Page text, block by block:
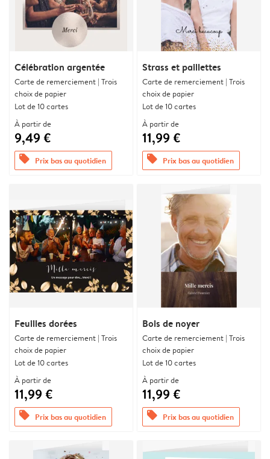
Célébration argentée
Carte de remerciement | Trois
choix de papier
Lot de 10 cartes
À partir de
9,49 €
offers Prix bas au quotidien
Strass et paillettes
Carte de remerciement | Trois
choix de papier
Lot de 10 cartes
À partir de
11,99 €
offers Prix bas au quotidien
Feuilles dorées
Carte de remerciement | Trois
choix de papier
Lot de 10 cartes
À partir de
11,99 €
offers Prix bas au quotidien
Bois de noyer
Carte de remerciement | Trois
choix de papier
Lot de 10 cartes
À partir de
11,99 €
offers Prix bas au quotidien